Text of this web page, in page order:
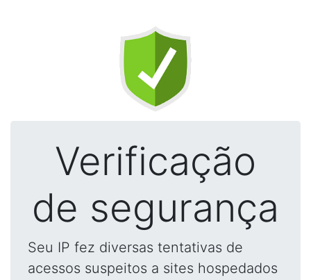
Verificação
de segurança
Seu IP fez diversas tentativas de
acessos suspeitos a sites hospedados